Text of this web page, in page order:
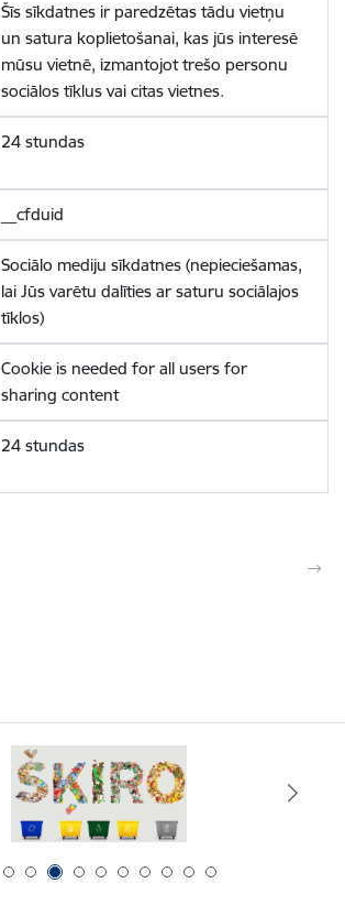
Šīs sīkdatnes ir paredzētas tādu vietņu
un satura koplietošanai, kas jūs interesē
mūsu vietnē, izmantojot trešo personu
sociālos tīklus vai citas vietnes.
24 stundas
__cfduid
Sociālo mediju sīkdatnes (nepieciešamas,
lai Jūs varētu dalīties ar saturu sociālajos
tīklos)
Cookie is needed for all users for
sharing content
24 stundas